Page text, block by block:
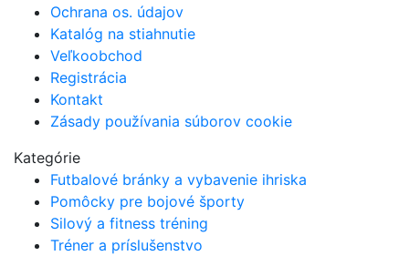
Ochrana os. údajov
Katalóg na stiahnutie
Veľkoobchod
Registrácia
Kontakt
Zásady používania súborov cookie
Kategórie
Futbalové bránky a vybavenie ihriska
Pomôcky pre bojové športy
Silový a fitness tréning
Tréner a príslušenstvo